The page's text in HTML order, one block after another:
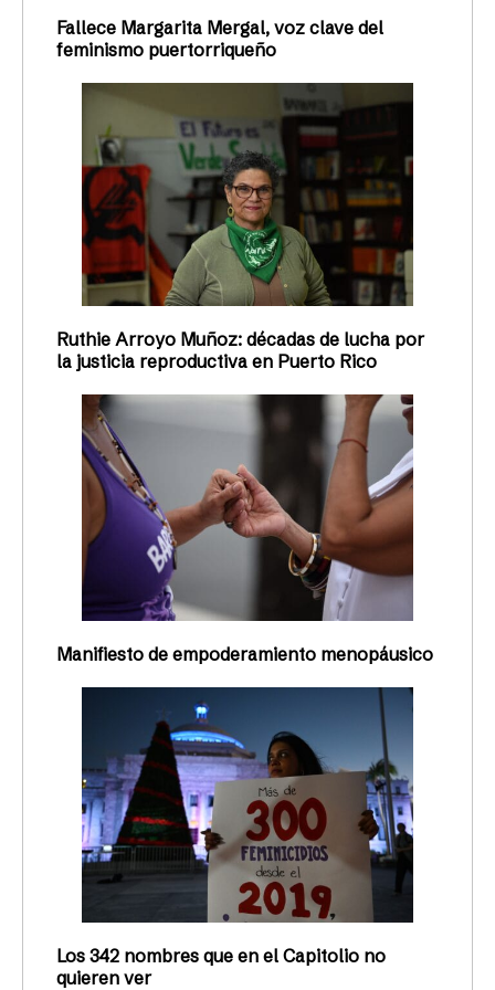
Fallece Margarita Mergal, voz clave del
feminismo puertorriqueño
Ruthie Arroyo Muñoz: décadas de lucha por
la justicia reproductiva en Puerto Rico
Manifiesto de empoderamiento menopáusico
Los 342 nombres que en el Capitolio no
quieren ver